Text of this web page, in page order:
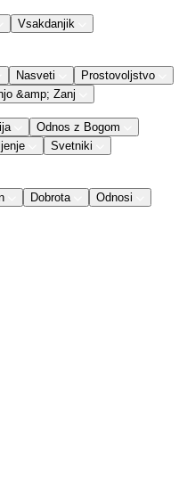
Vsakdanjik
Nasveti
Prostovoljstvo
&amp; Zanj
Odnos z Bogom
Svetniki
Dobrota
Odnosi